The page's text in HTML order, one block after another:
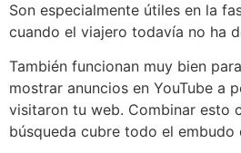
Son especialmente útiles en la
cuando el viajero todavía no ha
También funcionan muy bien
mostrar anuncios en YouTube a
visitaron tu web. Combinar esto
búsqueda cubre todo el embudo